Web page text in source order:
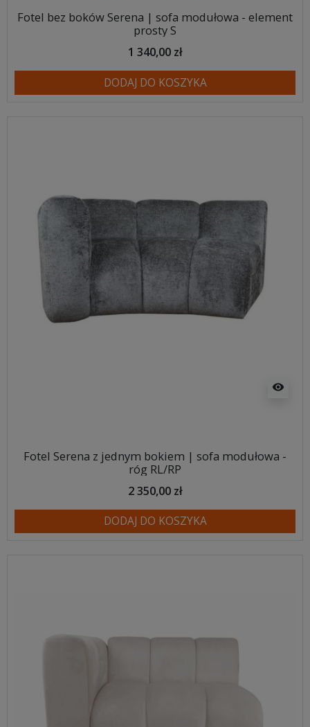
Fotel bez boków Serena | sofa modułowa - element
prosty S
1 340,00 zł
DODAJ DO KOSZYKA
visibility
Fotel Serena z jednym bokiem | sofa modułowa -
róg RL/RP
2 350,00 zł
DODAJ DO KOSZYKA